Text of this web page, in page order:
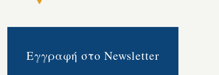
Εγγραφή στο Newsletter